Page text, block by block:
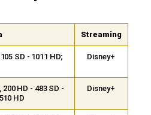
Streaming
SD - 1011 HD;
Disney+
HD - 483 SD -
HD
Disney+